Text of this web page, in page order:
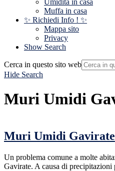
Umidità in casa
Muffa in casa
✨ Richiedi Info ! ✨
Mappa sito
Privacy
Show Search
Cerca in questo sito web
Hide Search
Muri Umidi
Muri Umidi Gavirate
Un problema comune a molte
Gavirate. A causa di